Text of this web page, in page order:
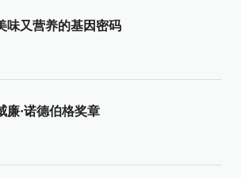
味又营养的基因密码
廉·诺德伯格奖章